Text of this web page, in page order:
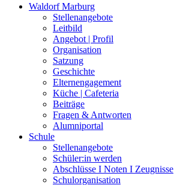
Waldorf Marburg
Stellenangebote
Leitbild
Angebot | Profil
Organisation
Satzung
Geschichte
Elternengagement
Küche | Cafeteria
Beiträge
Fragen & Antworten
Alumniportal
Schule
Stellenangebote
Schüler:in werden
Abschlüsse I Noten I Zeugnisse
Schulorganisation